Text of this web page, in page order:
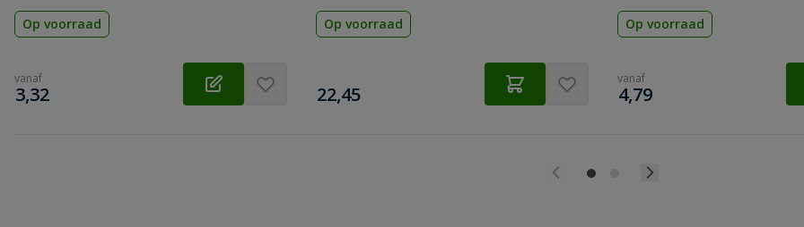
Op voorraad
vanaf
€
3,32
Op voorraad
€
22,45
Op voorraad
vanaf
€
4,79